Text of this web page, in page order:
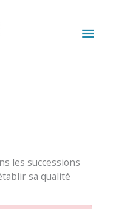
les successions
sa qualité